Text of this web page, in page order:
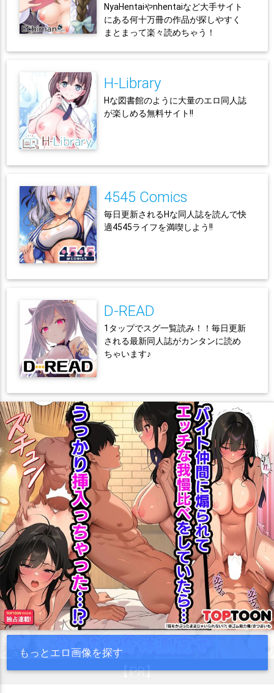
NyaHentaiやnhentaiなど大手サイト
にある何十万冊の作品が探しやすく
まとまって楽々読めちゃう！
H-Library
Hな図書館のように大量のエロ同人誌
が楽しめる無料サイト!!
4545 Comics
毎日更新されるHな同人誌を読んで快
適4545ライフを満喫しよう!!
D-READ
1タップでスグ一覧読み！！毎日更新
される最新同人誌がカンタンに読め
ちゃいます♪
もっとエロ画像を探す